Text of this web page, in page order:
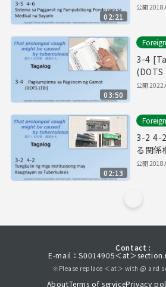
02:21
公開
03:50
3-4
公開
02:13
3-2 4-
る関係
公開
Contact :
E-mail：S0014905＜at＞
※Please replace ＜at＞ with @ and
AboutTerms of servicePrivacy